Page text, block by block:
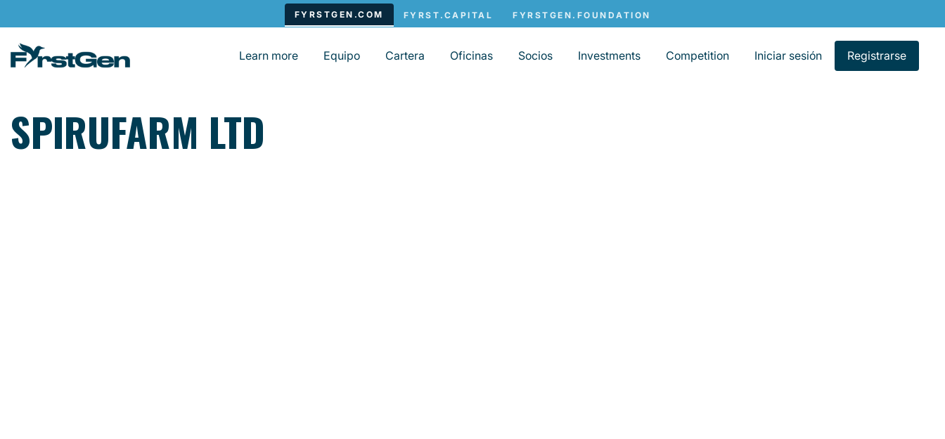
Learn more Equipo Cartera Oficinas Socios Investments Competition Iniciar sesión Registrarse
SPIRUFARM LTD